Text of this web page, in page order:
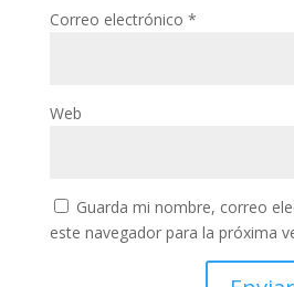
Correo electrónico *
Web
Guarda mi nombre, correo
este navegador para la próxima